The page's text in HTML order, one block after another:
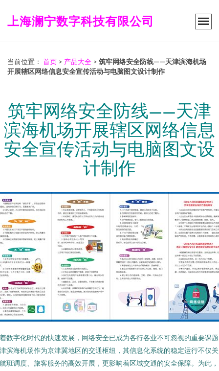
上海澜宁数字科技有限公司
当前位置： 首页 > 产品大全 > 筑牢网络安全防线——天津滨海机场
开展辖区网络信息安全宣传活动与电脑图文设计制作
筑牢网络安全防线——天津
滨海机场开展辖区网络信息
安全宣传活动与电脑图文设
计制作
数字化时代的快速发展，网络安全已成为各行各业不可忽视的重要课
滨海机场作为京津冀地区的交通枢纽，其信息化系统的稳定运行不仅
班调度、旅客服务的高效开展，更影响着区域交通的安全保障。为此